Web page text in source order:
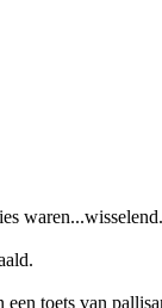
waren...wisselend.
toets van